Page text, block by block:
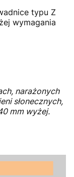
typu Z
wymagania
narażonych
słonecznych,
mm wyżej.